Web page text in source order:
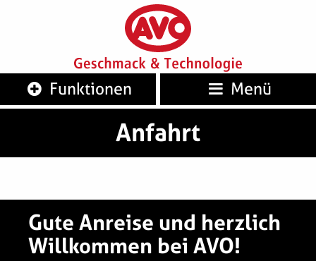
AVO
Funktionen Menü
Anfahrt
Gute Anreise und herzlich
Willkommen bei AVO!